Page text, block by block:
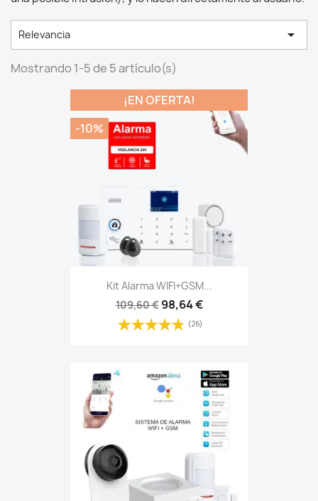
Relevancia 
Mostrando 1-5 de 5 artículo(s)
Kit Alarma WIFI+GSM...
109,60 € 98,64 €
(26)
¡EN OFERTA!
-10%